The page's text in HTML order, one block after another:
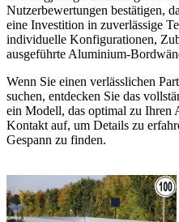
Nutzerbewertungen bestätigen,
eine Investition in zuverlässige
individuelle Konfigurationen,
ausgeführte Aluminium-
Wenn Sie einen verlässlichen
suchen, entdecken Sie das
ein Modell, das optimal zu Ihren
Kontakt auf, um Details zu
Gespann zu finden.